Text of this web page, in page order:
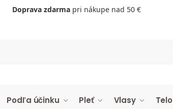
Doprava zdarmapri nákupe nad 50 €
Podľa účinku Pleť Vlasy Telo